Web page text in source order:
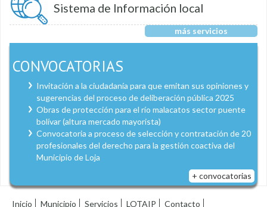
Sistema de Información local
más servicios
CONVOCATORIAS
Invitación a la ciudadanía para que emitan sus opiniones y
sugerencias del proceso de deliberación pública 2025
Obras de protección para el río malacatos sector puente
bolívar (altura mercado mayorista)
Convocatoria a proceso de selección y contratación de 20
profesionales del derecho para la gestión coactiva del
Municipio de Loja
+ convocatorias
Inicio Municipio Servicios LOTAIP Contacto